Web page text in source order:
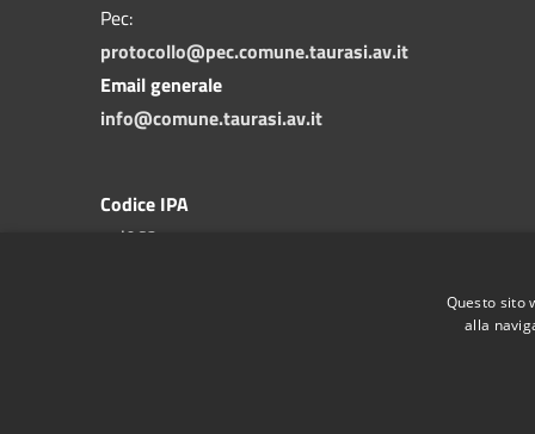
Pec:
protocollo@pec.comune.taurasi.av.it
Email generale
info@comune.taurasi.av.it
Codice IPA
c_l062
Questo sito
alla